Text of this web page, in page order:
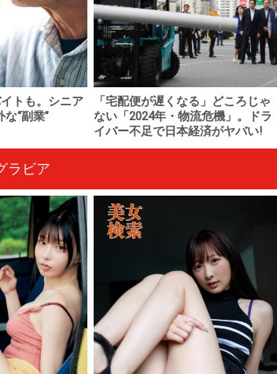
トも。シニア
“副業”
「宅配便が遅くなる」どころじゃ
ない「2024年・物流危機」。ドラ
イバー不足で日本経済がヤバい!
ラビア